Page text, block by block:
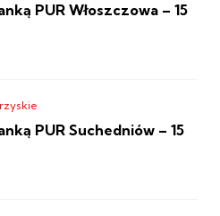
PUR Włoszczowa – 15
PUR Suchedniów – 15